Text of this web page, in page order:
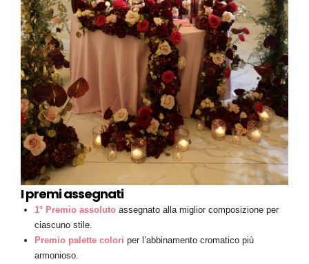
I premi assegnati
1° Premio assoluto assegnato alla miglior composizione per
ciascuno stile.
Premio palette colori per l’abbinamento cromatico più
armonioso.